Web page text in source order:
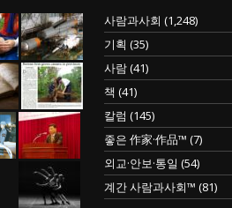
사람과사회 (1,248)
기획 (35)
사람(41)
책 (41)
칼럼 (145)
좋은 作家·作品™ (7)
외교·안보·통일 (54)
계간 사람과사회™ (81)